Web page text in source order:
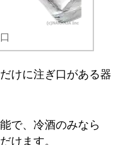
けに注ぎ口がある器
で、冷酒のみなら
けます。